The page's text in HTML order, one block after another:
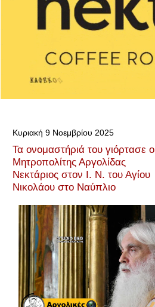
Κυριακή 9 Νοεμβρίου 2025
Τα ονομαστήριά του γιόρτασε ο
Μητροπολίτης Αργολίδας
Νεκτάριος στον Ι. Ν. του Αγίου
Νικολάου στο Ναύπλιο